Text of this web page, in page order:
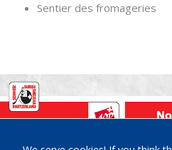
Sentier des fromageries